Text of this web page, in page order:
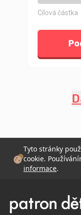
Cílová částka
Tyto stránky
cookie.
informace.